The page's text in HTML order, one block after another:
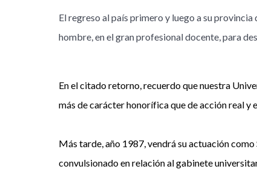
El regreso al país primero y luego a su
hombre, en el gran profesional docente, para
En el citado retorno, recuerdo que nuestra
más de carácter honorífica que de acción real y
Más tarde, año 1987, vendrá su actuación
convulsionado en relación al gabinete